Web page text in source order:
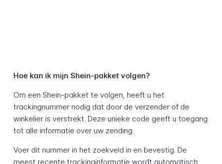
Hoe kan ik mijn Shein-pakket volgen?
Om een Shein-pakket te volgen, heeft u het
trackingnummer nodig dat door de verzender of de
winkelier is verstrekt. Deze unieke code geeft u toegang
tot alle informatie over uw zending.
Voer dit nummer in het zoekveld in en bevestig. De
meest recente trackinginformatie wordt automatisch